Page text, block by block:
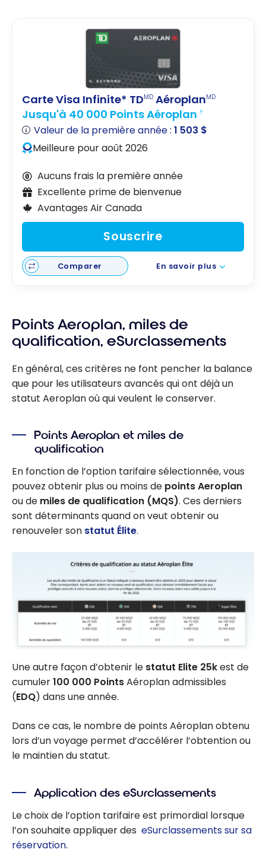
Carte Visa Infinite* TDMD AéroplanMD
Jusqu'à 40 000 Points Aéroplan †
Valeur de la première année :1 503 $
Meilleure pour août 2026
Aucuns frais la première année
Excellente prime de bienvenue
Avantages Air Canada
Souscrire
Comparer En savoir plus
Points Aeroplan, miles de
qualification, eSurclassements
En général, ces critères ne font pencher la balance
que pour les utilisateurs avancés qui ont déjà un
statut Aeroplan où qui veulent le conserver.
Points Aeroplan et miles de
qualification
En fonction de l’option tarifaire sélectionnée, vous
pouvez obtenir plus ou moins de points Aeroplan
ou de miles de qualification (MQS). Ces derniers
sont déterminants quand on veut obtenir ou
renouveler son statut Élite.
Une autre façon d’obtenir le statut Elite 25kest de
cumuler100 000 PointsAéroplan admissibles
(EDQ) dans une année.
Dans ce cas, le nombre de points Aéroplan obtenu
lors d’un voyage permet d’accélérer l’obtention ou
le maintien du statut.
Application des eSurclassements
Le choix de l’option tarifaire est primordial lorsque
l’on souhaite appliquer des eSurclassements sur sa
réservation.